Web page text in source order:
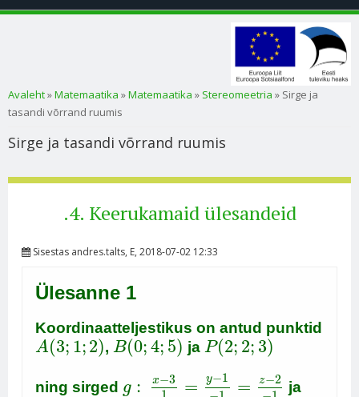
Sa oled siin
Avaleht»Matemaatika »Matemaatika » Stereomeetria » Sirge ja
tasandi võrrand ruumis
Sirge ja tasandi võrrand ruumis
.4. Keerukamaid ülesandeid
Sisestas andres.talts, E, 2018-07-02 12:33